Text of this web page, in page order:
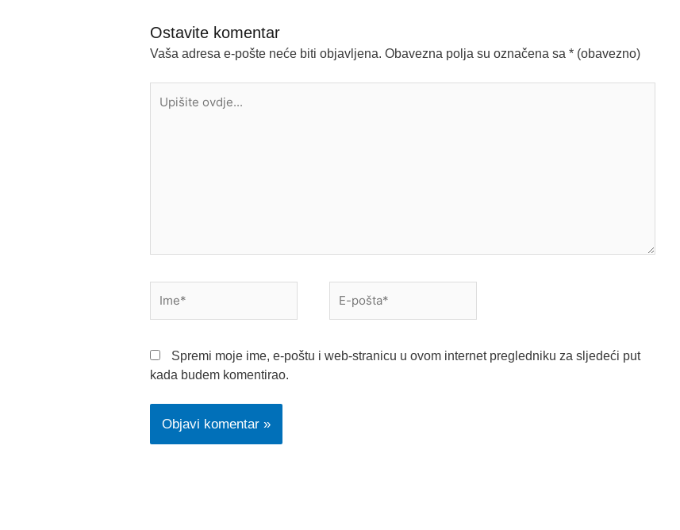
Ostavite komentar
Vaša adresa e-pošte neće biti objavljena. Obavezna polja su označena sa * (obavezno)
ovdje...
pošta*
Spremi moje ime, e-poštu i web-stranicu u ovom internet pregledniku za sljedeći put
kada budem komentirao.